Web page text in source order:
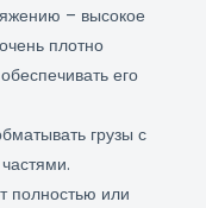
– высокое
плотно
его
грузы с
полностью или